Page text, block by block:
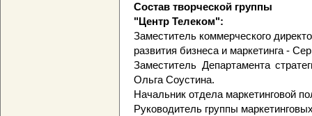
Состав творческой группы
"Центр Телеком":
Заместитель коммерческого
развития бизнеса и маркетинга -
Заместитель Департамента
Ольга Соустина.
Начальник отдела маркетинговой
Руководитель группы